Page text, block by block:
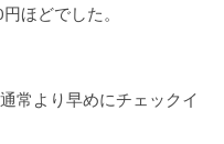
ほどでした。
通常より早めにチェックイ